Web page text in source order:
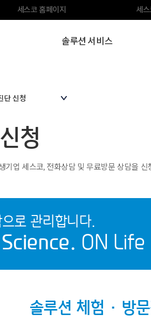
세스코 홈페이지 세
솔루션 서비스
청
기업 세스코, 전화상담 및 무료방문 상담을 신
로 관리합니다.
Science. ON Life
솔루션 체험·방